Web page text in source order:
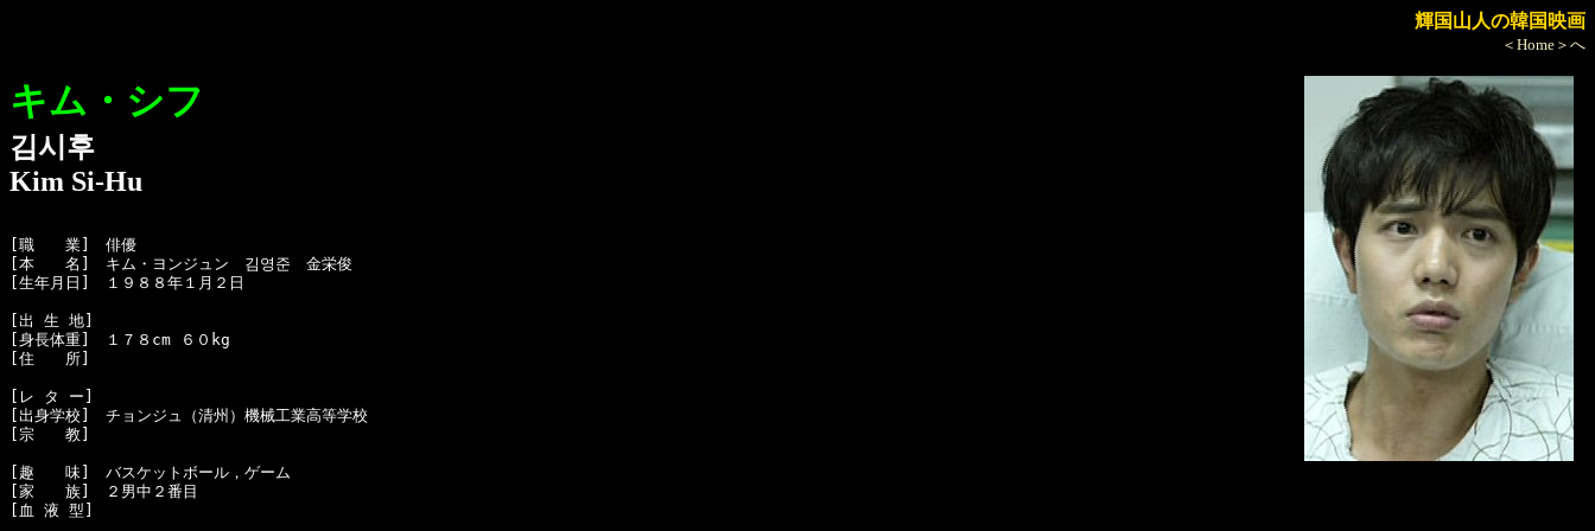
輝国山人の韓国映画
＜Home＞へ
キム・シフ
김시후
Kim Si-Hu
[職　　業]　俳優
[本　　名]　キム・ヨンジュン　김영준　金栄俊
[生年月日]　１９８８年１月２日
[出 生 地]
[身長体重]　１７８cm ６０kg
[住　　所]
[レ タ ー]
[出身学校]　チョンジュ（清州）機械工業高等学校
[宗　　教]
[趣　　味]　バスケットボール，ゲーム
[家　　族]　２男中２番目
[血 液 型]